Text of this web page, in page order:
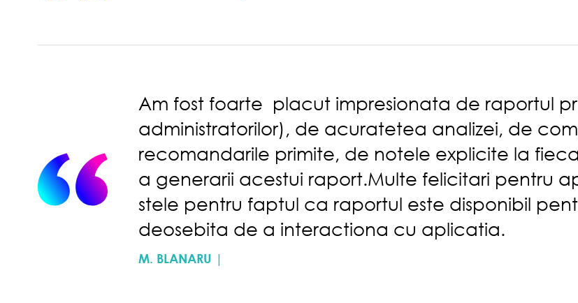
Am fost foarte placut impresionata de raportul
administratorilor), de acuratetea analizei, de
recomandarile primite, de notele explicite la
a generarii acestui raport.Multe felicitari pentru
stele pentru faptul ca raportul este disponibil
deosebita de a interactiona cu aplicatia.
M. BLANARU |